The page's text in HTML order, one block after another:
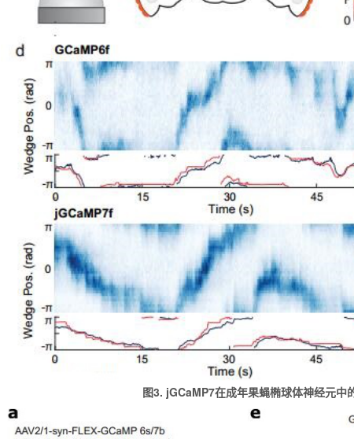
图3. jGCaMP7在成年果蝇椭球体神经元中的